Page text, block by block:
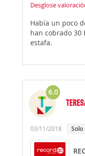
Desglose
Había un poco
han cobrado 30
estafa.
6.0
03/11/2018 Solo